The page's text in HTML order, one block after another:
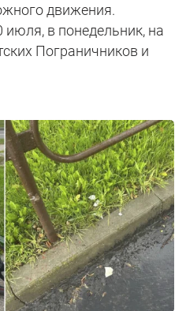
движения.
в понедельник, на
Пограничников и